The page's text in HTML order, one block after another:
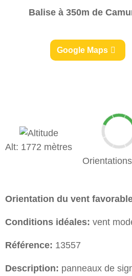
Balise à 350m de
Google Maps
Alt: 1772 mètres
Orientation du vent
Conditions idéales: vent
Référence: 13557
Description: panneaux de